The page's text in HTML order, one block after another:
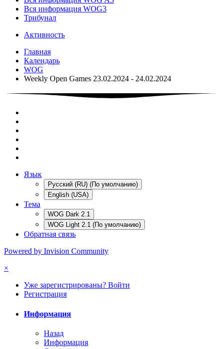
Вся информация WOG3
Трибунал
Активность
Главная
Календарь
WOG
Weekly Open Games 23.02.2024 - 24.02.2024
Язык
Русский (RU) (По умолчанию)
English (USA)
Тема
WOG Dark 2.1
WOG Light 2.1 (По умолчанию)
Обратная связь
Powered by Invision Community
×
Уже зарегистрированы? Войти
Регистрация
Информация
Назад
Информация